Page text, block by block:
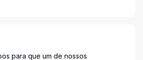
para que um de nossos